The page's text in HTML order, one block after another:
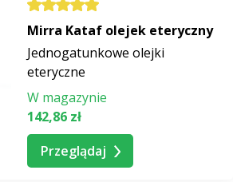
Mirra Kataf olejek eteryczny
Jednogatunkowe olejki
eteryczne
W magazynie
142,86 zł
Przeglądaj